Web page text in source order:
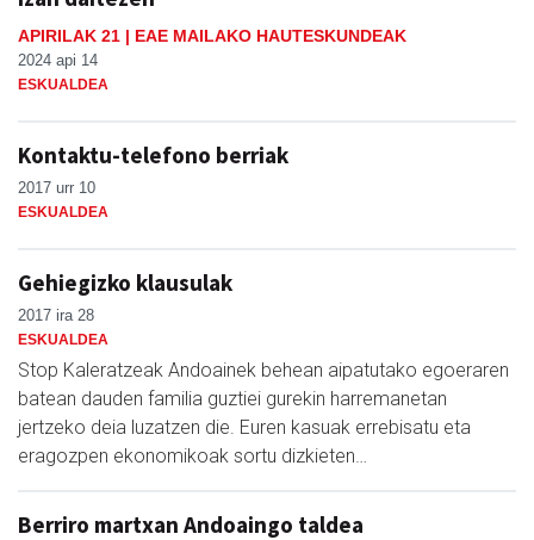
APIRILAK 21 | EAE MAILAKO HAUTESKUNDEAK
2024 api 14
ESKUALDEA
Kontaktu-telefono berriak
2017 urr 10
ESKUALDEA
Gehiegizko klausulak
2017 ira 28
ESKUALDEA
Stop Kaleratzeak Andoainek behean aipatutako egoeraren
batean dauden familia guztiei gurekin harremanetan
jertzeko deia luzatzen die. Euren kasuak errebisatu eta
eragozpen ekonomikoak sortu dizkieten…
Berriro martxan Andoaingo taldea